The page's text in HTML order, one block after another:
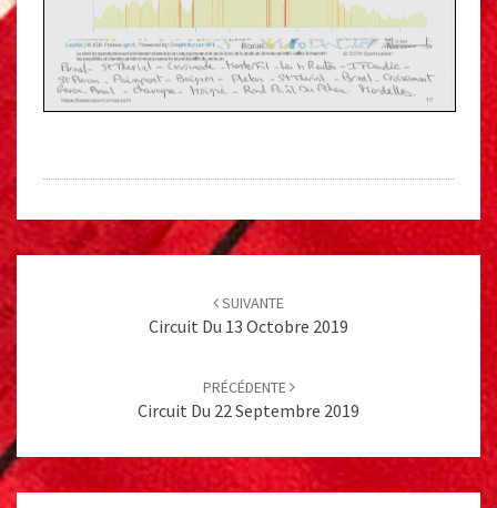
navigation
SUIVANTE
Circuit Du 13 Octobre 2019
PRÉCÉDENTE
Circuit Du 22 Septembre 2019